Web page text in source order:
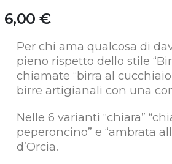
6,00 €
Per chi ama qualcosa di
pieno rispetto dello stile
chiamate “birra al
birre artigianali con una
Nelle 6 varianti “chiara”
peperoncino” e “ambrata
d’Orcia.